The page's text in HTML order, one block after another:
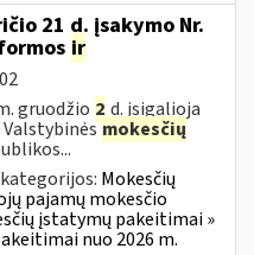
21 d. įsakymo Nr.
ir
gruodžio 2 d. įsigalioja
Valstybinėsmokesčių
Mokesčių
pajamų mokesčio
įstatymų pakeitimai »
nuo 2026 m.